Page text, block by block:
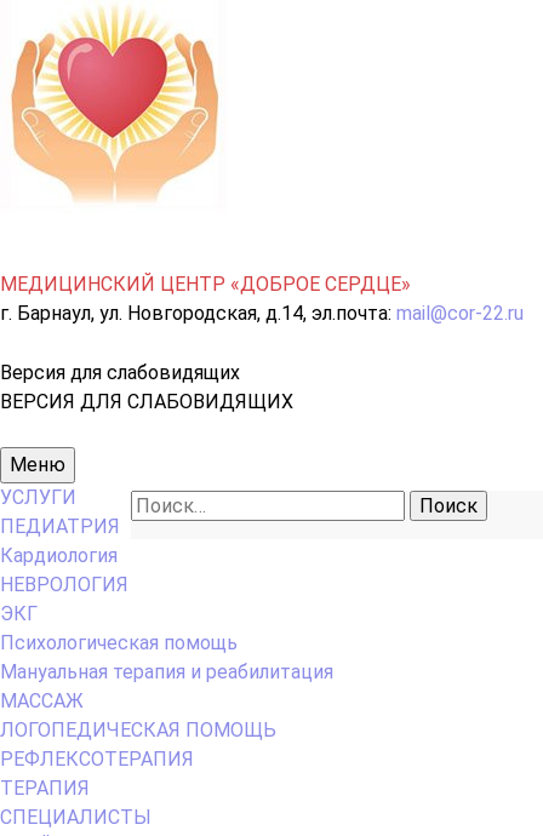
МЕДИЦИНСКИЙ ЦЕНТР «ДОБРОЕ СЕРДЦЕ»
г. Барнаул, ул. Новгородская, д.14, эл.почта: mail@cor-22.ru
Версия для слабовидящих
ВЕРСИЯ ДЛЯ СЛАБОВИДЯЩИХ
Основное
меню
Меню
Найти:
УСЛУГИ
ПЕДИАТРИЯ
Кардиология
НЕВРОЛОГИЯ
ЭКГ
Психологическая помощь
Мануальная терапия и реабилитация
МАССАЖ
ЛОГОПЕДИЧЕСКАЯ ПОМОЩЬ
РЕФЛЕКСОТЕРАПИЯ
ТЕРАПИЯ
СПЕЦИАЛИСТЫ